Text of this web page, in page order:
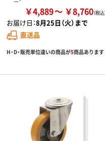
￥4,889 ￥8,760
お届け日：8月25日（火）まで
直送品
H・D・販売単位違いの商品が5商品あります